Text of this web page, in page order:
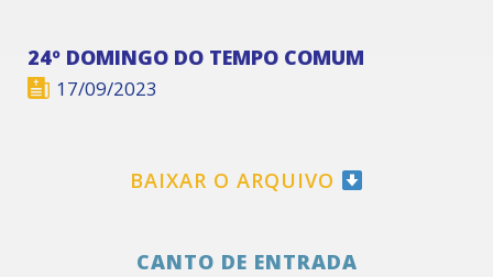
24º DOMINGO DO TEMPO COMUM
17/09/2023
BAIXAR O ARQUIVO
CANTO DE ENTRADA